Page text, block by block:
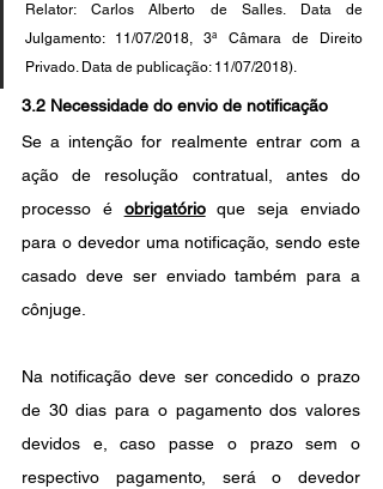
Relator: Carlos Alberto de Salles. Data de
Julgamento: 11/07/2018, 3ª Câmara de Direito
Privado. Data de publicação: 11/07/2018).
3.2 Necessidade do envio de notificação
Se a intenção for realmente entrar com a
ação de resolução contratual, antes do
processo é obrigatório
que seja enviado
para o devedor uma notificação, sendo este
casado deve ser enviado também para a
cônjuge.
Na notificação deve ser concedido o prazo
de 30 dias para o pagamento dos valores
devidos e, caso passe o prazo sem o
respectivo pagamento, será o devedor